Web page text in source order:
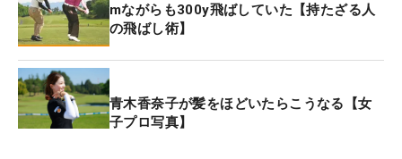
mながらも300y飛ばしていた【持たざる人
の飛ばし術】
青木香奈子が髪をほどいたらこうなる【女
子プロ写真】